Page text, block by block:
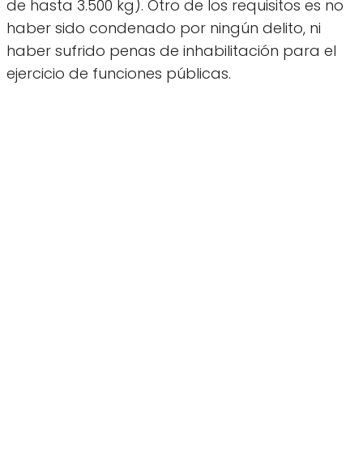
de hasta 3.500 kg). Otro de los requisitos es no
haber sido condenado por ningún delito, ni
haber sufrido penas de inhabilitación para el
ejercicio de funciones públicas.